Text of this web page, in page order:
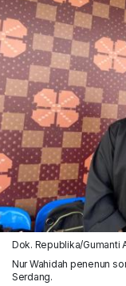
Dok. Republika/Gumanti
Nur Wahidah penenun
Serdang.